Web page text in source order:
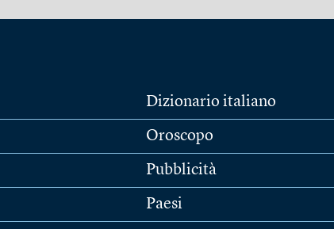
Dizionario italiano
Oroscopo
Pubblicità
Paesi